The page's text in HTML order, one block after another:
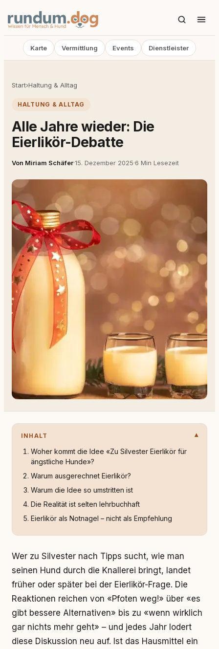
Karte Vermittlung Events Dienstleister
Start›Haltung & Alltag
HALTUNG & ALLTAG
Alle Jahre wieder: Die
Eierlikör-Debatte
Von Miriam Schäfer·15. Dezember 2025·6 Min Lesezeit
INHALT
Woher kommt die Idee «Zu Silvester Eierlikör für
ängstliche Hunde»?
Warum ausgerechnet Eierlikör?
Warum die Idee so umstritten ist
Die Realität ist selten lehrbuchhaft
Eierlikör als Notnagel – nicht als Empfehlung
Wer zu Silvester nach Tipps sucht, wie man
seinen Hund durch die Knallerei bringt, landet
früher oder später bei der Eierlikör-Frage. Die
Reaktionen reichen von «Pfoten weg!» über «es
gibt bessere Alternativen» bis zu «wenn wirklich
gar nichts mehr geht» – und jedes Jahr lodert
diese Diskussion neu auf. Ist das Hausmittel ein